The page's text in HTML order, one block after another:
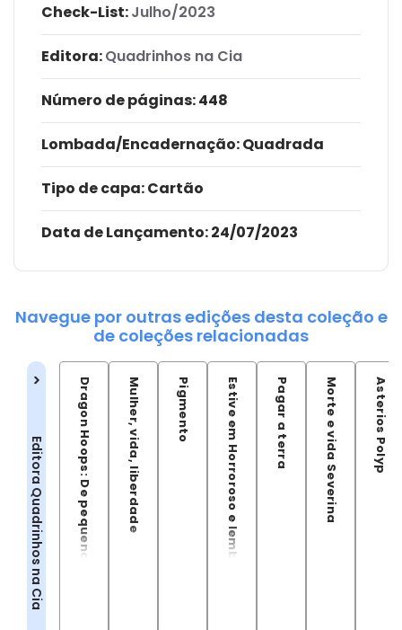
Check-List:Julho/2023
Editora:Quadrinhos na Cia
Número de páginas: 448
Lombada/Encadernação: Quadrada
Tipo de capa:Cartão
Data de Lançamento:24/07/2023
Navegue por outras edições desta coleção e
de coleções relacionadas
Editora Quadrinhos na CiaDragon Hoops: De pequenos passos a grandes saltos Mulher, vida, liberdade Pigmento Estive em Horroroso e lembrei de você Pagar a terra Morte e vida Severina Asterios Polyp